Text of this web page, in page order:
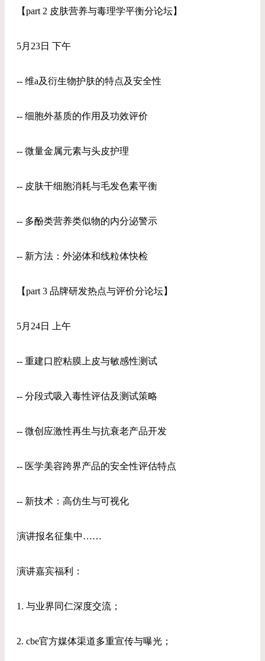
【part 2 皮肤营养与毒理学平衡分论坛】
5月23日 下午
-- 维a及衍生物护肤的特点及安全性
-- 细胞外基质的作用及功效评价
-- 微量金属元素与头皮护理
-- 皮肤干细胞消耗与毛发色素平衡
-- 多酚类营养类似物的内分泌警示
-- 新方法：外泌体和线粒体快检
【part 3 品牌研发热点与评价分论坛】
5月24日 上午
-- 重建口腔粘膜上皮与敏感性测试
-- 分段式吸入毒性评估及测试策略
-- 微创应激性再生与抗衰老产品开发
-- 医学美容跨界产品的安全性评估特点
-- 新技术：高仿生与可视化
演讲报名征集中……
演讲嘉宾福利：
1. 与业界同仁深度交流；
2. cbe官方媒体渠道多重宣传与曝光；